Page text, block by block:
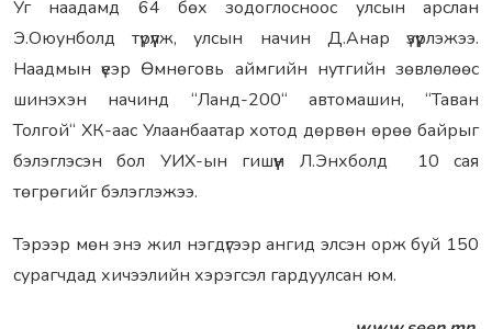
Уг наадамд 64 бөх зодоглосноос улсын арслан
Э.Оюунболд түрүүлж, улсын начин Д.Анар үзүүрлэжээ.
Наадмын үеэр Өмнөговь аймгийн нутгийн зөвлөлөөс
шинэхэн начинд “Ланд-200“ автомашин, “Таван
Толгой“ ХК-аас Улаанбаатар хотод дөрвөн өрөө байрыг
бэлэглэсэн бол УИХ-ын гишүүн Л.Энхболд 10 сая
төгрөгийг бэлэглэжээ.
Тэрээр мөн энэ жил нэгдүгээр ангид элсэн орж буй 150
сурагчдад хичээлийн хэрэгсэл гардуулсан юм.